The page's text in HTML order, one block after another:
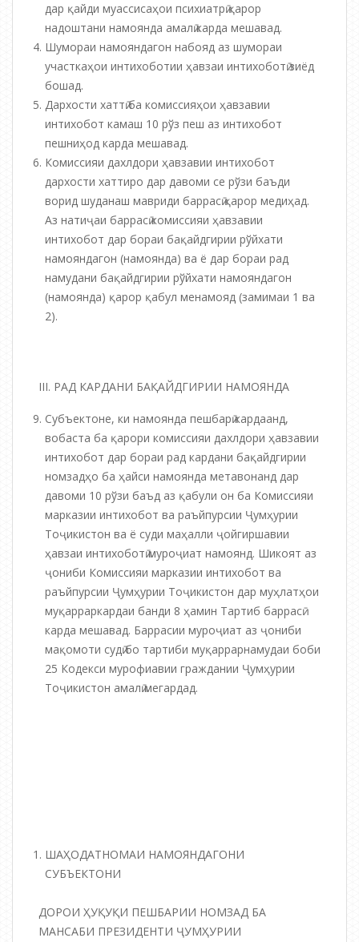
дар қайди муассисаҳои психиатрӣ қарор
надоштани намоянда амалӣ карда мешавад.
Шумораи намояндагон набояд аз шумораи
участкаҳои интихоботии ҳавзаи интихоботӣ зиёд
бошад.
Дархости хаттӣ ба комиссияҳои ҳавзавии
интихобот камаш 10 рўз пеш аз интихобот
пешниҳод карда мешавад.
Комиссияи дахлдори ҳавзавии интихобот
дархости хаттиро дар давоми се рўзи баъди
ворид шуданаш мавриди баррасӣ қарор медиҳад.
Аз натиҷаи баррасӣ комиссияи ҳавзавии
интихобот дар бораи бақайдгирии рўйхати
намояндагон (намоянда) ва ё дар бораи рад
намудани бақайдгирии рўйхати намояндагон
(намоянда) қарор қабул менамояд (замимаи 1 ва
2).
III. РАД КАРДАНИ БАҚАЙДГИРИИ НАМОЯНДА
Субъектоне, ки намоянда пешбарӣ кардаанд,
вобаста ба қарори комиссияи дахлдори ҳавзавии
интихобот дар бораи рад кардани бақайдгирии
номзадҳо ба ҳайси намоянда метавонанд дар
давоми 10 рўзи баъд аз қабули он ба Комиссияи
марказии интихобот ва раъйпурсии Ҷумҳурии
Тоҷикистон ва ё суди маҳалли ҷойгиршавии
ҳавзаи интихоботӣ муроҷиат намоянд. Шикоят аз
ҷониби Комиссияи марказии интихобот ва
раъйпурсии Ҷумҳурии Тоҷикистон дар муҳлатҳои
муқарраркардаи банди 8 ҳамин Тартиб баррасӣ
карда мешавад. Баррасии муроҷиат аз ҷониби
мақомоти судӣ бо тартиби муқаррарнамудаи боби
25 Кодекси мурофиавии граждании Ҷумҳурии
Тоҷикистон амалӣ мегардад.
ШАҲОДАТНОМАИ НАМОЯНДАГОНИ
СУБЪЕКТОНИ
ДОРОИ ҲУҚУҚИ ПЕШБАРИИ НОМЗАД БА
МАНСАБИ ПРЕЗИДЕНТИ ҶУМҲУРИИ